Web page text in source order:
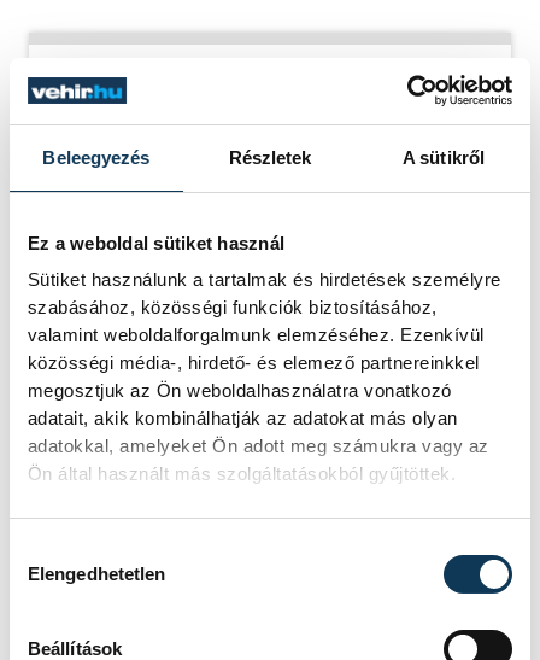
Beleegyezés Részletek A sütikről
Ez a weboldal sütiket használ
Sütiket használunk a tartalmak és hirdetések személyre
szabásához, közösségi funkciók biztosításához,
valamint weboldalforgalmunk elemzéséhez. Ezenkívül
közösségi média-, hirdető- és elemező partnereinkkel
megosztjuk az Ön weboldalhasználatra vonatkozó
adatait, akik kombinálhatják az adatokat más olyan
adatokkal, amelyeket Ön adott meg számukra vagy az
Ön által használt más szolgáltatásokból gyűjtöttek.
Elengedhetetlen
Beállítások
SOROZAT
NYUGATI CSOPORT,
2025/26
HAZAI
SSC BUDAPEST
VENDÉG
VESZPRÉMI EGYETEMI
IDŐPONT
2026. MÁRCIUS 27. 19:30
HELYSZÍN
SINOSZ SPORTCSARNOK
EREDMÉNY
4-5
RÉSZLETEK
SOROZAT NŐI FUTSAL NB I/B
NYUGATI CSOPORT,